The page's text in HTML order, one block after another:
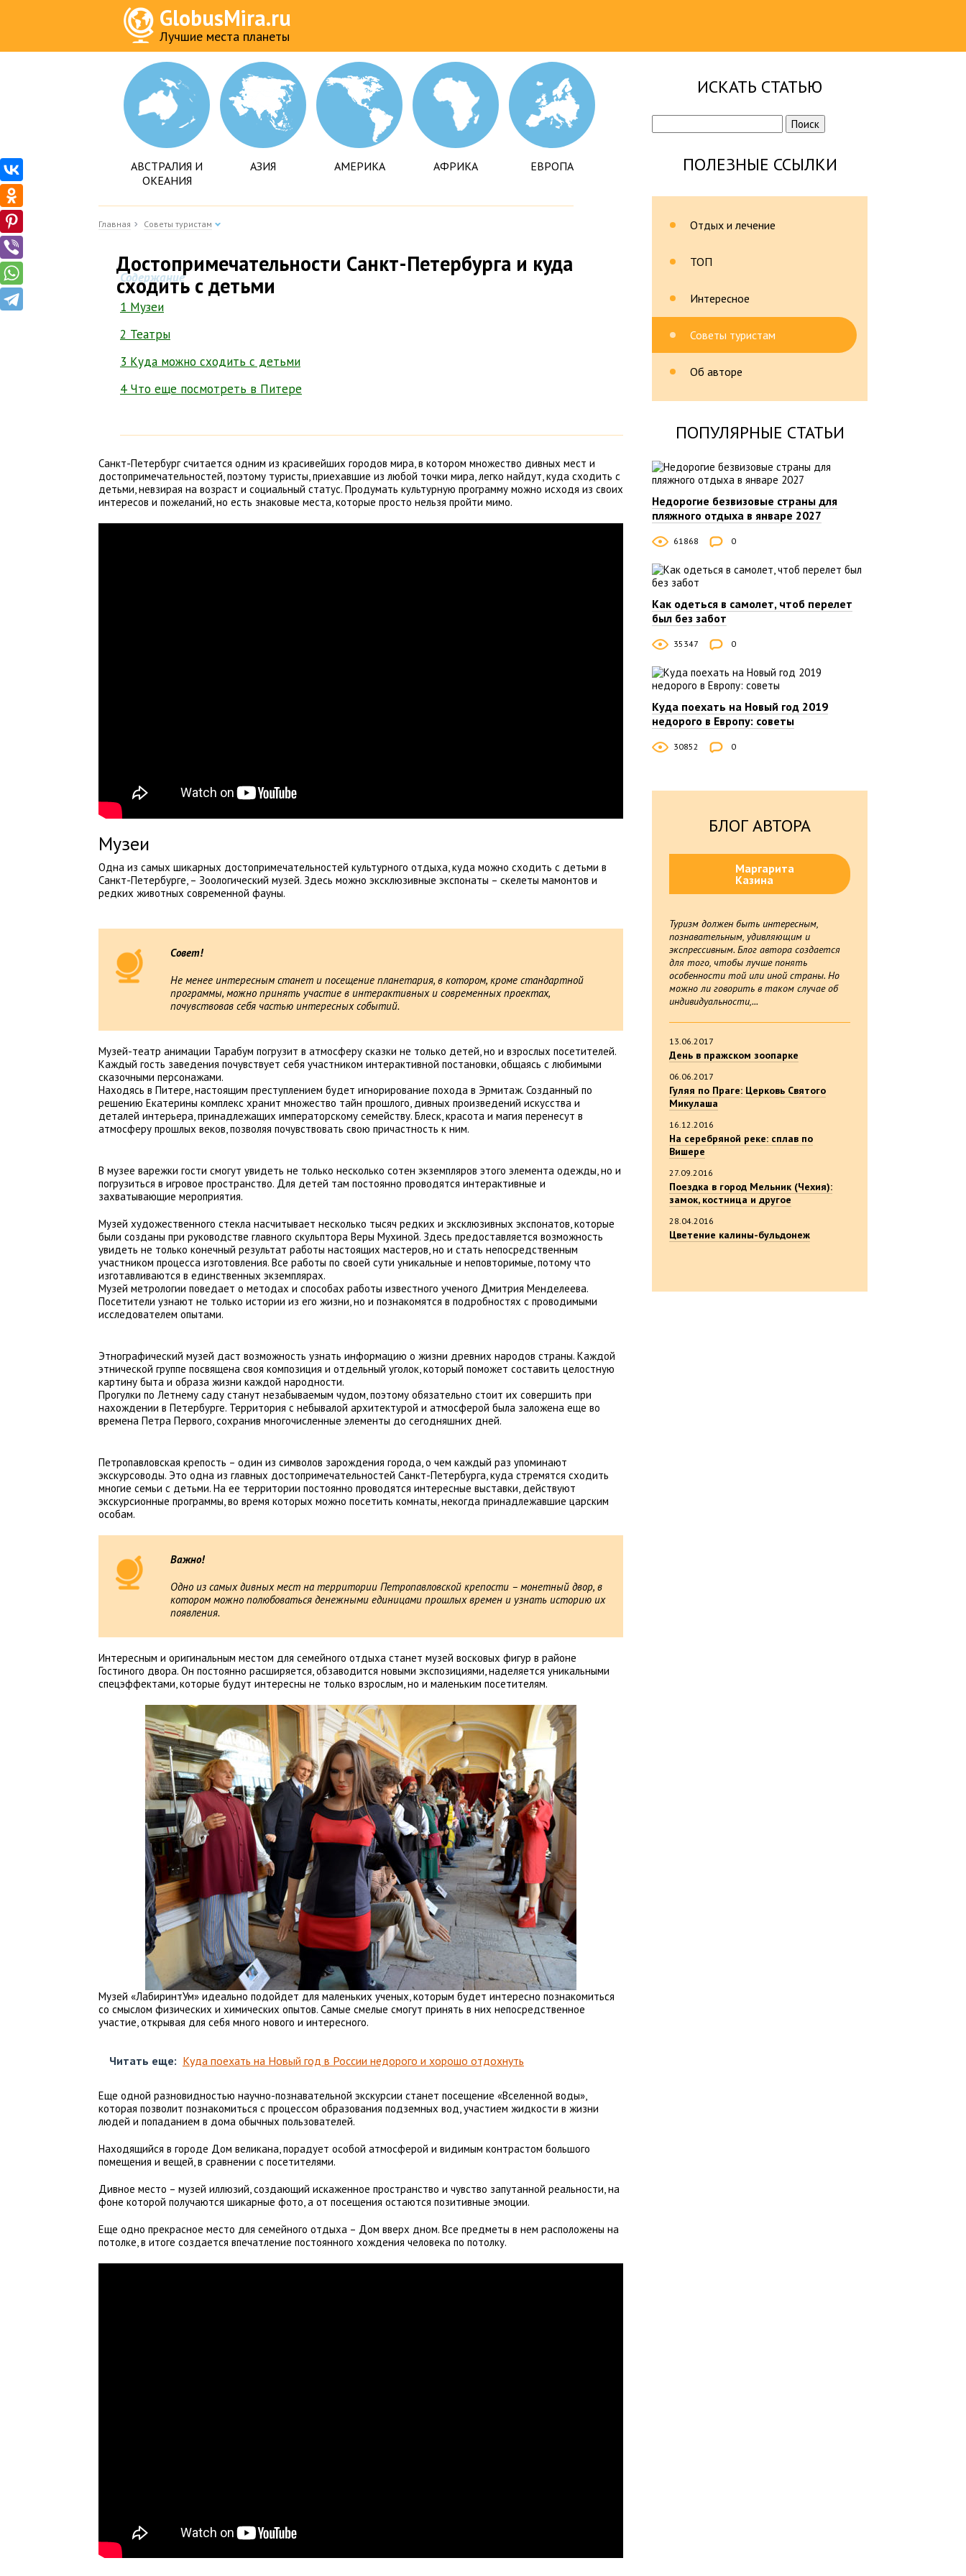
GlobusMira.ru
Лучшие места планеты
АВСТРАЛИЯ И
ОКЕАНИЯ
АЗИЯ АМЕРИКА АФРИКА ЕВРОПА
Главная Советы туристам
Достопримечательности Санкт-Петербурга и куда
сходить с детьми
Содержание
1 Музеи
2 Театры
3 Куда можно сходить с детьми
4 Что еще посмотреть в Питере
Санкт-Петербург считается одним из красивейших городов мира, в котором множество дивных мест и
достопримечательностей, поэтому туристы, приехавшие из любой точки мира, легко найдут, куда сходить с
детьми, невзирая на возраст и социальный статус. Продумать культурную программу можно исходя из своих
интересов и пожеланий, но есть знаковые места, которые просто нельзя пройти мимо.
Музеи
Одна из самых шикарных достопримечательностей культурного отдыха, куда можно сходить с детьми в
Санкт-Петербурге, – Зоологический музей. Здесь можно эксклюзивные экспонаты – скелеты мамонтов и
редких животных современной фауны.
Совет!
Не менее интересным станет и посещение планетария, в котором, кроме стандартной
программы, можно принять участие в интерактивных и современных проектах,
почувствовав себя частью интересных событий.
Музей-театр анимации Тарабум погрузит в атмосферу сказки не только детей, но и взрослых посетителей.
Каждый гость заведения почувствует себя участником интерактивной постановки, общаясь с любимыми
сказочными персонажами.
Находясь в Питере, настоящим преступлением будет игнорирование похода в Эрмитаж. Созданный по
решению Екатерины комплекс хранит множество тайн прошлого, дивных произведений искусства и
деталей интерьера, принадлежащих императорскому семейству. Блеск, красота и магия перенесут в
атмосферу прошлых веков, позволяя почувствовать свою причастность к ним.
В музее варежки гости смогут увидеть не только несколько сотен экземпляров этого элемента одежды, но и
погрузиться в игровое пространство. Для детей там постоянно проводятся интерактивные и
захватывающие мероприятия.
Музей художественного стекла насчитывает несколько тысяч редких и эксклюзивных экспонатов, которые
были созданы при руководстве главного скульптора Веры Мухиной. Здесь предоставляется возможность
увидеть не только конечный результат работы настоящих мастеров, но и стать непосредственным
участником процесса изготовления. Все работы по своей сути уникальные и неповторимые, потому что
изготавливаются в единственных экземплярах.
Музей метрологии поведает о методах и способах работы известного ученого Дмитрия Менделеева.
Посетители узнают не только истории из его жизни, но и познакомятся в подробностях с проводимыми
исследователем опытами.
Этнографический музей даст возможность узнать информацию о жизни древних народов страны. Каждой
этнической группе посвящена своя композиция и отдельный уголок, который поможет составить целостную
картину быта и образа жизни каждой народности.
Прогулки по Летнему саду станут незабываемым чудом, поэтому обязательно стоит их совершить при
нахождении в Петербурге. Территория с небывалой архитектурой и атмосферой была заложена еще во
времена Петра Первого, сохранив многочисленные элементы до сегодняшних дней.
Петропавловская крепость – один из символов зарождения города, о чем каждый раз упоминают
экскурсоводы. Это одна из главных достопримечательностей Санкт-Петербурга, куда стремятся сходить
многие семьи с детьми. На ее территории постоянно проводятся интересные выставки, действуют
экскурсионные программы, во время которых можно посетить комнаты, некогда принадлежавшие царским
особам.
Важно!
Одно из самых дивных мест на территории Петропавловской крепости – монетный двор, в
котором можно полюбоваться денежными единицами прошлых времен и узнать историю их
появления.
Интересным и оригинальным местом для семейного отдыха станет музей восковых фигур в районе
Гостиного двора. Он постоянно расширяется, обзаводится новыми экспозициями, наделяется уникальными
спецэффектами, которые будут интересны не только взрослым, но и маленьким посетителям.
Музей «ЛабиринтУм» идеально подойдет для маленьких ученых, которым будет интересно познакомиться
со смыслом физических и химических опытов. Самые смелые смогут принять в них непосредственное
участие, открывая для себя много нового и интересного.
Читать еще: Куда поехать на Новый год в России недорого и хорошо отдохнуть
Еще одной разновидностью научно-познавательной экскурсии станет посещение «Вселенной воды»,
которая позволит познакомиться с процессом образования подземных вод, участием жидкости в жизни
людей и попаданием в дома обычных пользователей.
Находящийся в городе Дом великана, порадует особой атмосферой и видимым контрастом большого
помещения и вещей, в сравнении с посетителями.
Дивное место – музей иллюзий, создающий искаженное пространство и чувство запутанной реальности, на
фоне которой получаются шикарные фото, а от посещения остаются позитивные эмоции.
Еще одно прекрасное место для семейного отдыха – Дом вверх дном. Все предметы в нем расположены на
потолке, в итоге создается впечатление постоянного хождения человека по потолку.
ИСКАТЬ СТАТЬЮ
Найти:
ПОЛЕЗНЫЕ ССЫЛКИ
Отдых и лечение
ТОП
Интересное
Советы туристам
Об авторе
ПОПУЛЯРНЫЕ СТАТЬИ
Недорогие безвизовые страны для
пляжного отдыха в январе 2027
61868 0
Как одеться в самолет, чтоб перелет
был без забот
35347 0
Куда поехать на Новый год 2019
недорого в Европу: советы
30852 0
БЛОГ АВТОРА
Маргарита
Казина
Туризм должен быть интересным,
познавательным, удивляющим и
экспрессивным. Блог автора создается
для того, чтобы лучше понять
особенности той или иной страны. Но
можно ли говорить в таком случае об
индивидуальности,...
13.06.2017
День в пражском зоопарке
06.06.2017
Гуляя по Праге: Церковь Святого
Микулаша
16.12.2016
На серебряной реке: сплав по
Вишере
27.09.2016
Поездка в город Мельник (Чехия):
замок, костница и другое
28.04.2016
Цветение калины-бульдонеж